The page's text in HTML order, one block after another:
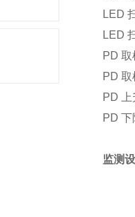
LED
LED
PD
PD
PD
PD
监测